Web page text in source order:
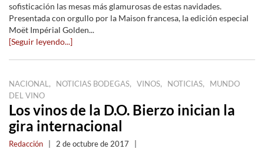
sofisticación las mesas más glamurosas de estas navidades.
Presentada con orgullo por la Maison francesa, la edición especial
Moët Impérial Golden...
[Seguir leyendo...]
NACIONAL , NOTICIAS BODEGAS, VINOS, NOTICIAS, MUNDO
DEL VINO
Los vinos de la D.O. Bierzo inician la
gira internacional
Redacción 2 de octubre de 2017